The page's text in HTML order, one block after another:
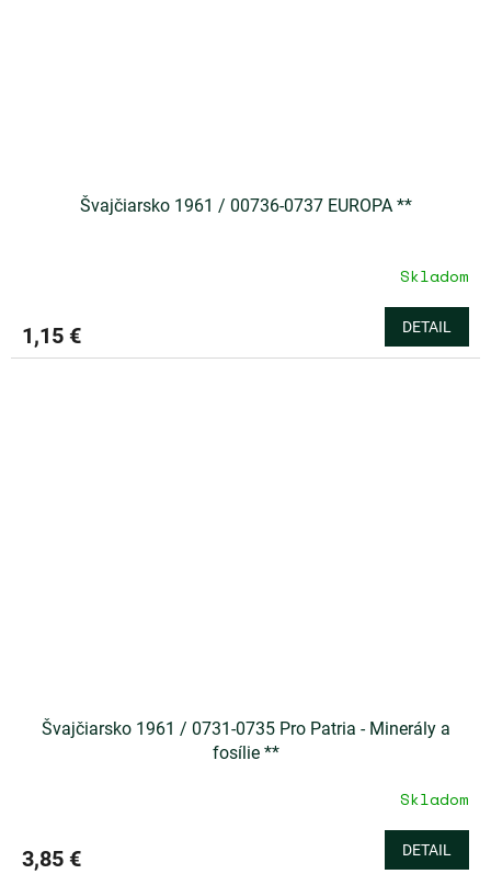
Švajčiarsko 1961 / 00736-0737 EUROPA **
Skladom
1,15 € DETAIL
Švajčiarsko 1961 / 0731-0735 Pro Patria - Minerály a
fosílie **
Skladom
3,85 € DETAIL